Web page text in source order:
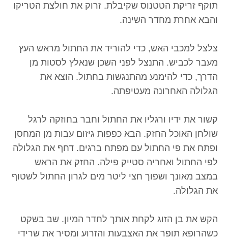
תוקף זריקת הטטנוס שקיבלת. זרוק את חולצת הטריקו
והבא אחרת מחדר השינה.
צלצל למכבי האש, כדי להוריד את החתול מראש העץ
מעבר לכביש. התנצל לפני השכן שנאלץ לסטות מן
הדרך, כדי להימנע מהתנגשות בחתול. הוצא את
הגלולה האחרונה מעטיפתה.
קשור את ידיו ורגליו את החתול וחבר בחוזקה לרגל
שולחן האוכל החזק. הבא כפפות גיזום עבות מן המחסן
ופתח את פי החתול עם מפתח ברגים. דחף את הגלולה
לפי החתול ואחריה סטייק פילה. החזק את הראש
במצב מאונך ושפוך חצי ליטר מים לגרון החתול לשטוף
את הגלולה.
הקש את בן הזוג לקחת אותך לחדר המיון. שב בשקט
כשהרופא תופר את האצבעות והזרוע ומסיר את שרידי